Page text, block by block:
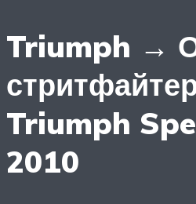
Triumph →
Triumph
2010